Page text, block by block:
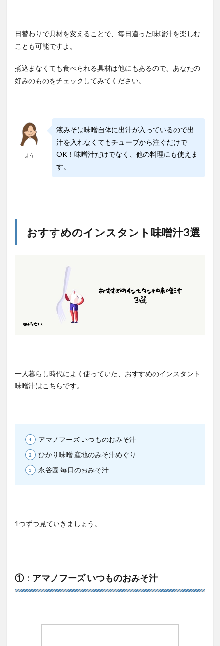
日替わりで具材を変えることで、毎日違った味噌汁を楽しむ
ことも可能ですよ。
煮込まなくても食べられる具材は他にもあるので、あなたの
好みのものをチェックしてみてください。
よう
液みそは味噌自体に出汁が入っているので出
汁を入れなくてもチューブから注ぐだけで
OK！味噌汁だけでなく、他の料理にも使えま
す。
おすすめのインスタント味噌汁3選
一人暮らし時代によく使っていた、おすすめのインスタント
味噌汁はこちらです。
アマノフーズ いつものおみそ汁
ひかり味噌 産地のみそ汁めぐり
永谷園 毎日のおみそ汁
1つずつ見ていきましょう。
①：アマノフーズ いつものおみそ汁